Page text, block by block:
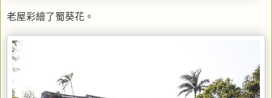
老屋彩繪了蜀葵花。